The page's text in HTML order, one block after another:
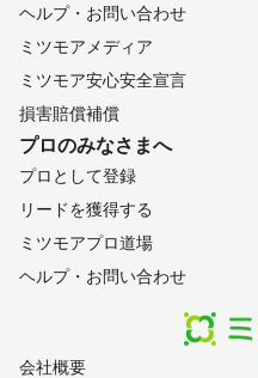
会社概要
ヘルプ・お問い合わせ
ミツモアメディア
ミツモア安心安全宣言
損害賠償補償
プロのみなさまへ
プロとして登録
リードを獲得する
ミツモアプロ道場
ヘルプ・お問い合わせ